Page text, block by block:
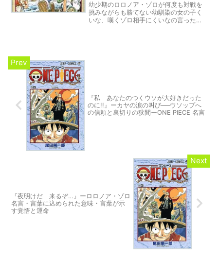
幼少期のロロノア・ゾロが何度も対戦を
挑みながらも勝てない幼馴染の女の子く
いな、嘆くゾロ相手にくいなの言った女
『私 あなたのつくウソが大好きだった
のに!!』ーカヤの涙の叫び──ウソップへ
の信頼と裏切りの狭間ーONE PIECE 名言
『夜明けだ 来るぞ…』ーロロノア・ゾロ
名言・言葉に込められた意味・言葉が示
す覚悟と運命